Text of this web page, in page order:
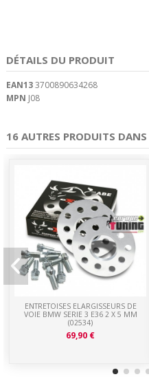
DÉTAILS DU PRODUIT
EAN133700890634268
MPN J08
16 AUTRES PRODUITS
ENTRETOISES ELARGISSEURS DE
VOIE BMW SERIE 3 E36 2 X 5 MM
(02534)
69,90 €